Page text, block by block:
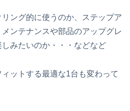
ング的に使うのか、ステップア
ンテナンスや部品のアップグレ
みたいのか・・・などなど
ットする最適な1台も変わって